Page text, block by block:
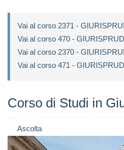
Vai al corso 2371 -
Vai al corso 470 -
Vai al corso 2370 -
Vai al corso 471 -
Corso di Studi in
Ascolta